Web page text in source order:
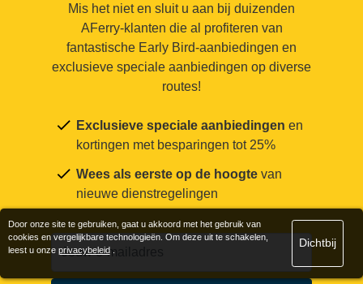
Mis het niet en sluit u aan bij duizenden
AFerry-klanten die al profiteren van
fantastische Early Bird-aanbiedingen en
exclusieve speciale aanbiedingen op diverse
routes!
Exclusieve speciale aanbiedingen en
kortingen met besparingen tot 25%
Wees als eerste op de hoogte van
nieuwe dienstregelingen
Door onze site te gebruiken, gaat u akkoord met het gebruik van
cookies en vergelijkbare technologieën. Om deze uit te schakelen,
leest u onze privacybeleid.
Dichtbij